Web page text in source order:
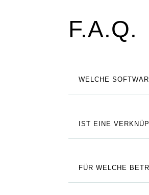
F.A.Q.
WELCHE
IST EINE
FÜR WELCHE